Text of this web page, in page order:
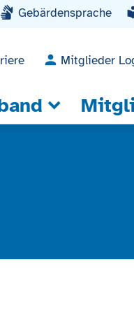
Gebärdensprache
Mitglieder